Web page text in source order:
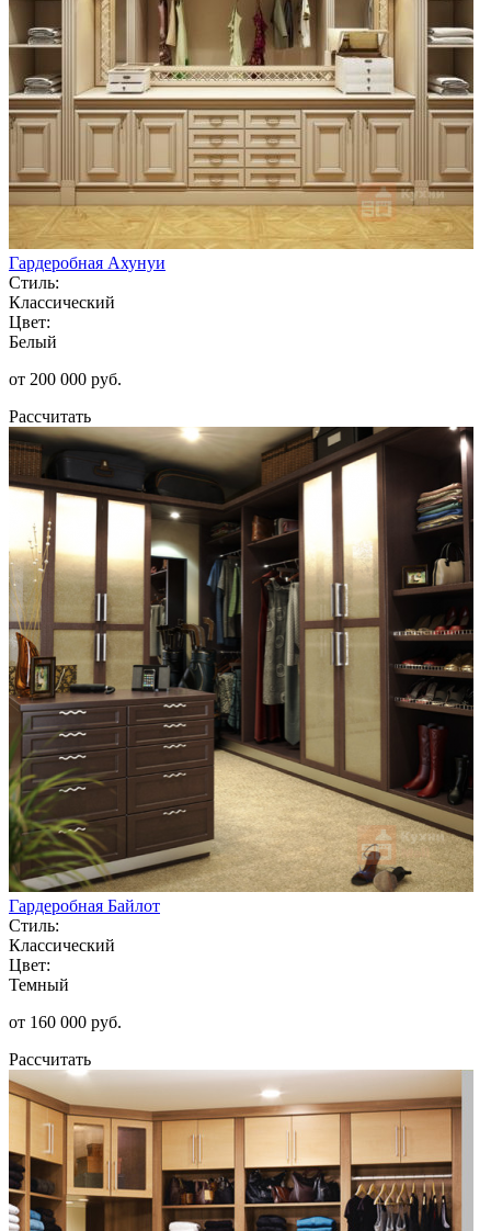
Гардеробная Ахунуи
Стиль:
Классический
Цвет:
Белый
от 200 000 руб.
Рассчитать
Гардеробная Байлот
Стиль:
Классический
Цвет:
Темный
от 160 000 руб.
Рассчитать